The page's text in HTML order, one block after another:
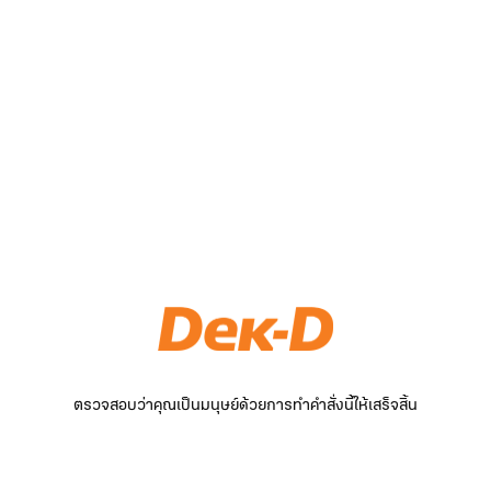
ตรวจสอบว่าคุณเป็นมนุษย์ด้วยการทำคำสั่งนี้ให้เสร็จสิ้น